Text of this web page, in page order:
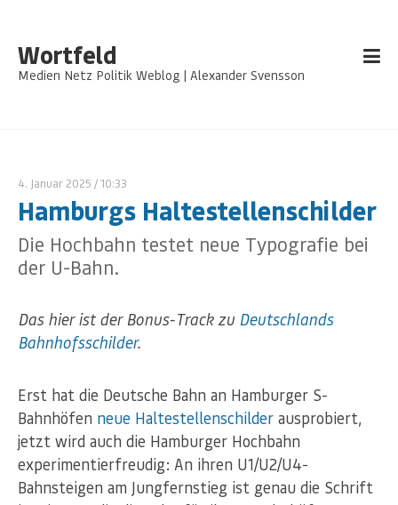
Wortfeld
Medien Netz Politik Weblog | Alexander Svensson
4. Januar 2025 / 10:33
Hamburgs Haltestellenschilder
Die Hochbahn testet neue Typografie bei
der U-Bahn.
Das hier ist der Bonus-Track zu Deutschlands
Bahnhofsschilder.
Erst hat die Deutsche Bahn an Hamburger S-
Bahnhöfen neue Haltestellenschilder ausprobiert,
jetzt wird auch die Hamburger Hochbahn
experimentierfreudig: An ihren U1/U2/U4-
Bahnsteigen am Jungfernstieg ist genau die Schrift